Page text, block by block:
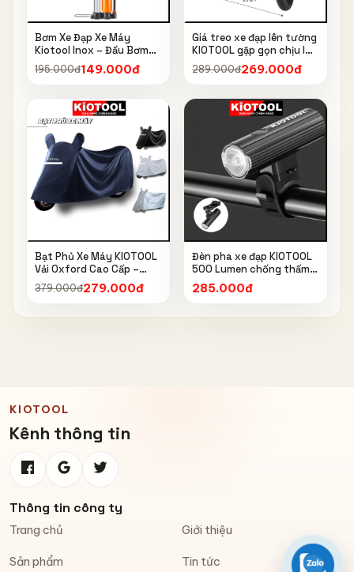
Bơm Xe Đạp Xe Máy
Kiotool Inox – Đầu Bơm
Thông Minh, Kèm Bơm
Bóng, Đồng Hồ 160 PSI
195.000đ149.000đ
Giá treo xe đạp lên tường
KIOTOOL gập gọn chịu lực
cao kèm móc treo mũ bảo
hiểm
289.000đ269.000đ
Bạt Phủ Xe Máy KIOTOOL
Vải Oxford Cao Cấp –
Chống Nắng, Chống Mưa,
Chống Bụi, Chống Tia UV,
379.000đ279.000đ
Đèn pha xe đạp KIOTOOL
500 Lumen chống thấm
nước IPX6 6603
285.000đ
KIOTOOL
Kênh thông tin
Thông tin công ty
Trang chủ Giới thiệu
Sản phẩm Tin tức